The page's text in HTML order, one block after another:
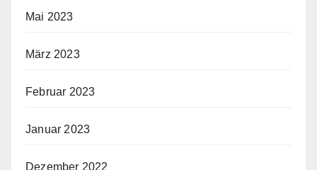
Mai 2023
März 2023
Februar 2023
Januar 2023
Dezember 2022